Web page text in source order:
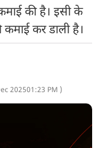
की है। इसी के
कमाई कर डाली है।
202501:23 PM )